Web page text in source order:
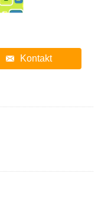
Kontakt